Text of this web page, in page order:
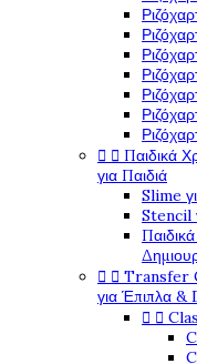
  Παιδικά
για Παιδιά
Slime
Stencil
  Transfer
για Έπιπλα
 